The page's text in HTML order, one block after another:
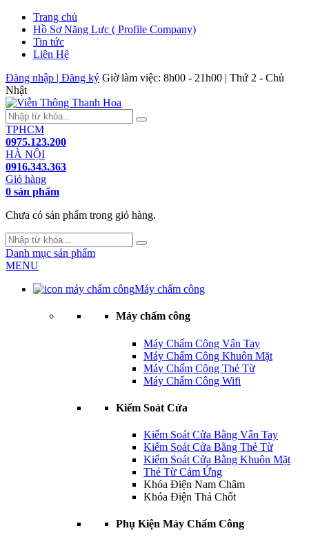
Trang chủ
Hồ Sơ Năng Lực ( Profile Company)
Tin tức
Liên Hệ
Đăng nhập | Đăng ký Giờ làm việc: 8h00 - 21h00 | Thứ 2 - Chủ
Nhật
TPHCM
0975.123.200
HÀ NỘI
0916.343.363
Giỏ hàng
0 sản phẩm
Chưa có sản phẩm trong giỏ hàng.
Danh mục sản phẩm
MENU
Máy chấm công
Máy chấm công
Máy Chấm Công Vân Tay
Máy Chấm Công Khuôn Mặt
Máy Chấm Công Thẻ Từ
Máy Chấm Công Wifi
Kiểm Soát Cửa
Kiểm Soát Cửa Bằng Vân Tay
Kiểm Soát Cửa Bằng Thẻ Từ
Kiểm Soát Cửa Bằng Khuôn Mặt
Thẻ Từ Cảm Ứng
Khóa Điện Nam Châm
Khóa Điện Thả Chốt
Phụ Kiện Máy Chấm Công